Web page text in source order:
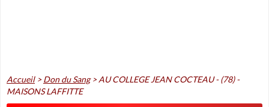
Accueil>Don du Sang>AU COLLEGE JEAN COCTEAU - (78) -
MAISONS LAFFITTE